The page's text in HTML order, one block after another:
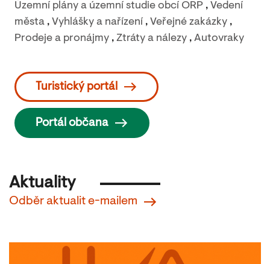
Územní plány a územní studie obcí ORP , Vedení
města , Vyhlášky a nařízení , Veřejné zakázky ,
Prodeje a pronájmy , Ztráty a nálezy , Autovraky
Turistický portál
Portál občana
Aktuality
Odběr aktualit e-mailem